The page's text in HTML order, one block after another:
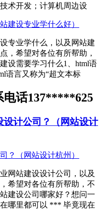
术开发；计算机周边设
建设专业学什么好）
专业学什么，以及网站建
，希望对各位有所帮助，
设需要学习什么1、html语
语言又称为“超文本标
话137*****625
设计公司？（网站设计
网站建设设计公司，以及
希望对各位有所帮助，不
建设公司哪家好？想问一
哪里都可以 *** 毕竟现在